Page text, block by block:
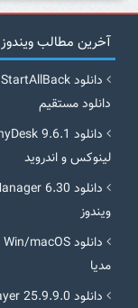
آخرین مطالب ویندوز
دانلود مستقیم
لینوکس و اندروید
ویندوز
مدیا
دانلود Daum PotPlayer 25.9.9.0 ویدئوپلیر پات پلیر